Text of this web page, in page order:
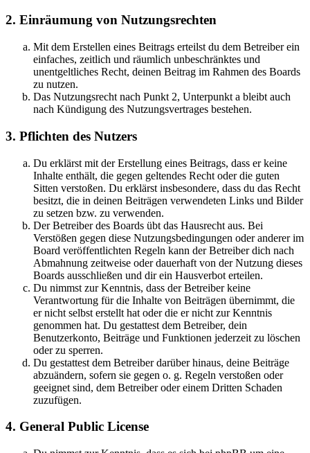
2. Einräumung von Nutzungsrechten
Mit dem Erstellen eines Beitrags erteilst du dem Betreiber ein
einfaches, zeitlich und räumlich unbeschränktes und
unentgeltliches Recht, deinen Beitrag im Rahmen des Boards
zu nutzen.
Das Nutzungsrecht nach Punkt 2, Unterpunkt a bleibt auch
nach Kündigung des Nutzungsvertrages bestehen.
3. Pflichten des Nutzers
Du erklärst mit der Erstellung eines Beitrags, dass er keine
Inhalte enthält, die gegen geltendes Recht oder die guten
Sitten verstoßen. Du erklärst insbesondere, dass du das Recht
besitzt, die in deinen Beiträgen verwendeten Links und Bilder
zu setzen bzw. zu verwenden.
Der Betreiber des Boards übt das Hausrecht aus. Bei
Verstößen gegen diese Nutzungsbedingungen oder anderer im
Board veröffentlichten Regeln kann der Betreiber dich nach
Abmahnung zeitweise oder dauerhaft von der Nutzung dieses
Boards ausschließen und dir ein Hausverbot erteilen.
Du nimmst zur Kenntnis, dass der Betreiber keine
Verantwortung für die Inhalte von Beiträgen übernimmt, die
er nicht selbst erstellt hat oder die er nicht zur Kenntnis
genommen hat. Du gestattest dem Betreiber, dein
Benutzerkonto, Beiträge und Funktionen jederzeit zu löschen
oder zu sperren.
Du gestattest dem Betreiber darüber hinaus, deine Beiträge
abzuändern, sofern sie gegen o. g. Regeln verstoßen oder
geeignet sind, dem Betreiber oder einem Dritten Schaden
zuzufügen.
4. General Public License